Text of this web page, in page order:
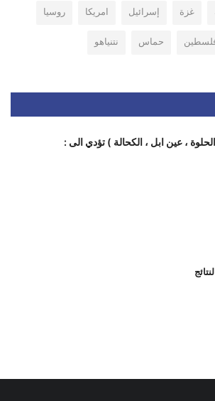
غزة إسرائيل امريكا
روسيا
حماس نتنياهو
، عين ابل ، الكحالة ) تؤدي الى :